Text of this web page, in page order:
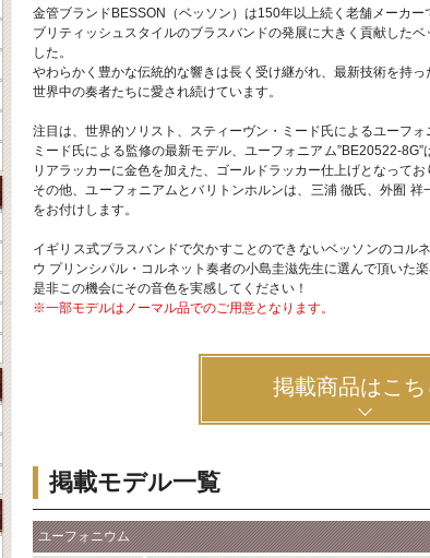
金管ブランドBESSON（ベッソン）は150年以上続く老舗メーカー
ブリティッシュスタイルのブラスバンドの発展に大きく貢献した
した。
やわらかく豊かな伝統的な響きは長く受け継がれ、最新技術を持
世界中の奏者たちに愛され続けています。
注目は、世界的ソリスト、スティーヴン・ミード氏によるユーフォ
ミード氏による監修の最新モデル、ユーフォニアム”BE20522-
リアラッカーに金色を加えた、ゴールドラッカー仕上げとなってお
その他、ユーフォニアムとバリトンホルンは、三浦 徹氏、外囿
をお付けします。
イギリス式ブラスバンドで欠かすことのできないベッソンのコル
ウ プリンシパル・コルネット奏者の小島圭滋先生に選んで頂いた楽
是非この機会にその音色を実感してください！
※一部モデルはノーマル品でのご用意となります。
掲載商品はこち
掲載モデル一覧
ユーフォニウム